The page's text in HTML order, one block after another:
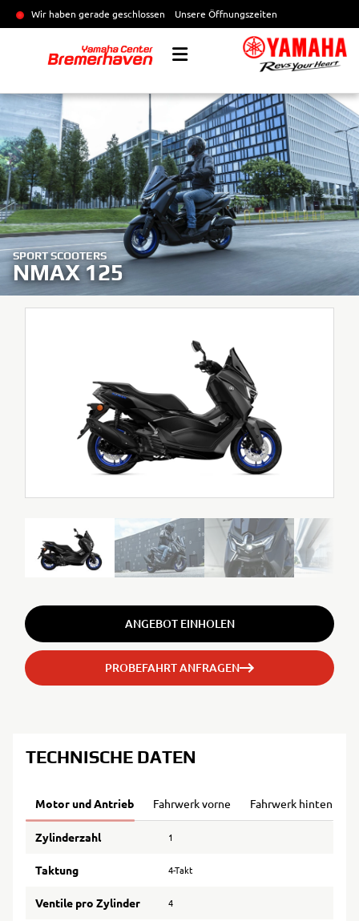
Wir haben gerade geschlossen Unsere Öffnungszeiten
SPORT SCOOTERS
NMAX 125
ANGEBOT EINHOLEN
PROBEFAHRT ANFRAGEN
TECHNISCHE DATEN
Motor und Antrieb Fahrwerk vorne Fahrwerk hinten
Zylinderzahl 1
Taktung 4-Takt
Ventile pro Zylinder 4